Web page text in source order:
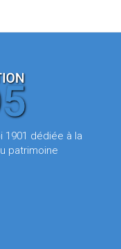
1901 dédiée à la
patrimoine